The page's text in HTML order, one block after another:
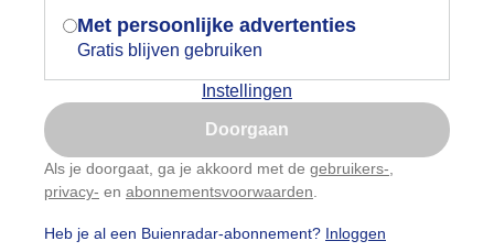
Met persoonlijke advertenties
Gratis blijven gebruiken
Instellingen
Doorgaan
Als je doorgaat, ga je akkoord met de gebruikers-
privacy- en abonnementsvoorwaarden
Heb je al een Buienradar-abonnement? Inloggen
je browser waarin deze toestemming
gevraagd wordt.
Is goed, toon de popup
Nu niet, misschien later
Gebruik je Safari en wil je niet elke dag deze pop-up
Klikhierom dit aan te passen